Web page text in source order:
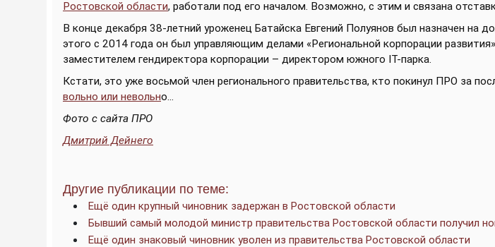
Ростовской области, работали под его началом. Возможно, с этим и связана
В конце декабря 38-летний уроженец Батайска Евгений Полуянов был назначен на
этого с 2014 года он был управляющим делами «Региональной корпорации
заместителем гендиректора корпорации – директором южного IT-парка.
Кстати, это уже восьмой член регионального правительства, кто покинул ПРО за
вольно или невольно...
Фото с сайта ПРО
Дмитрий Дейнего
Другие публикации по теме:
Ещё один крупный чиновник задержан в Ростовской области
Бывший самый молодой министр правительства Ростовской области получил
Ещё один знаковый чиновник уволен из правительства Ростовской области